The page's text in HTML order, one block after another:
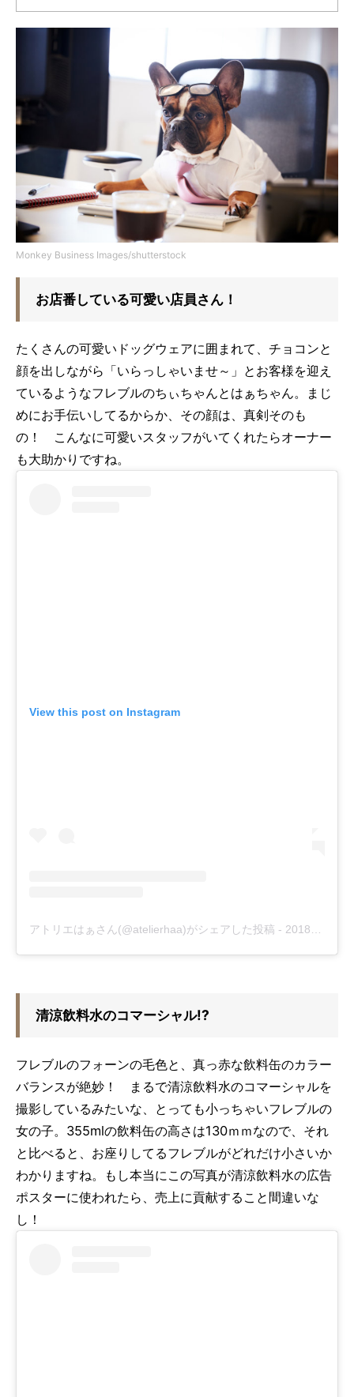
Monkey Business Images/shutterstock
お店番している可愛い店員さん！
たくさんの可愛いドッグウェアに囲まれて、チョコンと
顔を出しながら「いらっしゃいませ～」とお客様を迎え
ているようなフレブルのちぃちゃんとはぁちゃん。まじ
めにお手伝いしてるからか、その顔は、真剣そのも
の！ こんなに可愛いスタッフがいてくれたらオーナー
も大助かりですね。
View this post on Instagram
アトリエはぁさん(@atelierhaa)がシェアした投稿 - 2018年 1月月21日午前4時35分PST
清涼飲料水のコマーシャル!?
フレブルのフォーンの毛色と、真っ赤な飲料缶のカラー
バランスが絶妙！ まるで清涼飲料水のコマーシャルを
撮影しているみたいな、とっても小っちゃいフレブルの
女の子。355mlの飲料缶の高さは130ｍｍなので、それ
と比べると、お座りしてるフレブルがどれだけ小さいか
わかりますね。もし本当にこの写真が清涼飲料水の広告
ポスターに使われたら、売上に貢献すること間違いな
し！